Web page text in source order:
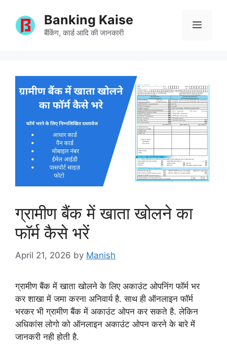
content
Banking Kaise
बैंकिंग, कार्ड आदि की जानकारी
Menu
ग्रामीण बैंक में खाता खोलने का
फॉर्म कैसे भरें
April 21, 2026 by Manish
ग्रामीण बैंक में खाता खोलने के लिए अकाउंट ओपनिंग फॉर्म भर
कर शाखा में जमा करना अनिवार्य है. साथ ही ऑनलाइन फॉर्म
भरकर भी ग्रामीण बैंक में अकाउंट ओपन कर सकते है. लेकिन
अधिकांस लोगो को ऑनलाइन अकाउंट ओपन करने के बारे में
जानकरी नही होती है.